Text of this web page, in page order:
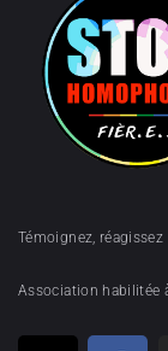
Témoignez,
Association habilitée